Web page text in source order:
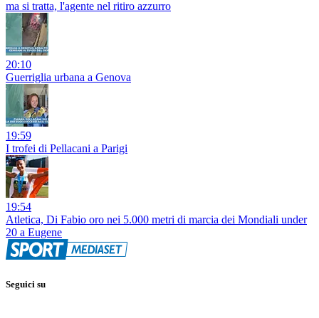
ma si tratta, l'agente nel ritiro azzurro
20:10
Guerriglia urbana a Genova
19:59
I trofei di Pellacani a Parigi
19:54
Atletica, Di Fabio oro nei 5.000 metri di marcia dei Mondiali under
20 a Eugene
Seguici su